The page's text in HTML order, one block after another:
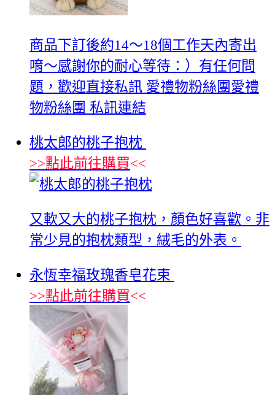
商品下訂後約14～18個工作天內寄出
唷～感謝你的耐心等待：）有任何問
題，歡迎直接私訊 愛禮物粉絲團愛禮
物粉絲團 私訊連結
桃太郎的桃子抱枕
>>點此前往購買<<
又軟又大的桃子抱枕，顏色好喜歡。非
常少見的抱枕類型，絨毛的外表。
永恆幸福玫瑰香皂花束
>>點此前往購買<<